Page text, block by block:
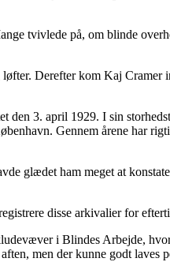
tvivlede på, om blinde
Derefter kom Kaj
3. april 1929. I sin
Gennem årene har
glædet ham meget at
disse arkivalier for
i Blindes Arbejde,
men der kunne godt